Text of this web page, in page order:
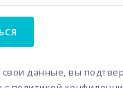
данные, вы